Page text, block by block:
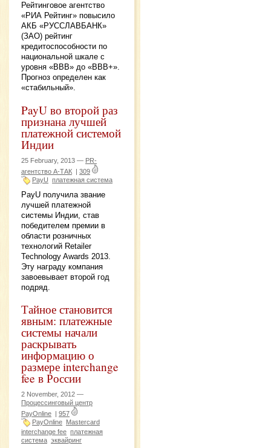
Рейтинговое агентство
«РИА Рейтинг» повысило
АКБ «РУССЛАВБАНК»
(ЗАО) рейтинг
кредитоспособности по
национальной шкале с
уровня «ВВВ» до «ВВВ+».
Прогноз определен как
«стабильный».
PayU во второй раз
признана лучшей
платежной системой
Индии
25 February, 2013 — PR-
агентство А-ТАК | 309
PayU платежная система
PayU получила звание
лучшей платежной
системы Индии, став
победителем премии в
области розничных
технологий Retailer
Technology Awards 2013.
Эту награду компания
завоевывает второй год
подряд.
Тайное становится
явным: платежные
системы начали
раскрывать
информацию о
размере interchange
fee в России
2 November, 2012 —
Процессинговый центр
PayOnline
957
PayOnline Mastercard
interchange fee платежная
система эквайринг